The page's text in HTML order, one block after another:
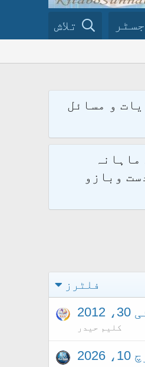
تلاش
ہے۔ شکایات و مسائل
وبازو
فلٹرز
کلیم حیدر